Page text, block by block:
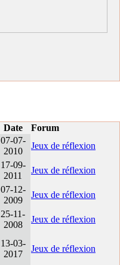
Date
Forum
07-07-
2010
Jeux de réflexion
17-09-
2011
Jeux de réflexion
07-12-
2009
Jeux de réflexion
25-11-
2008
Jeux de réflexion
13-03-
2017
Jeux de réflexion